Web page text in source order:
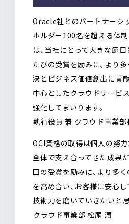
Oracle社とのパートナーシ
ホルダー100名を超える体
は、当社にとって大きな節目
たびの受賞を励みに、より
決とビジネス価値創出に貢
中心としたクラウドサービ
強化してまいります。
――執行役員 兼 クラウド事業
OCI資格の取得は個人の努
全体で支え合ってきた成果
回の受賞を励みに、より多
を高め合い、お客様に安心
技術力を磨いていきたいと思
――クラウド事業部 松尾 潤